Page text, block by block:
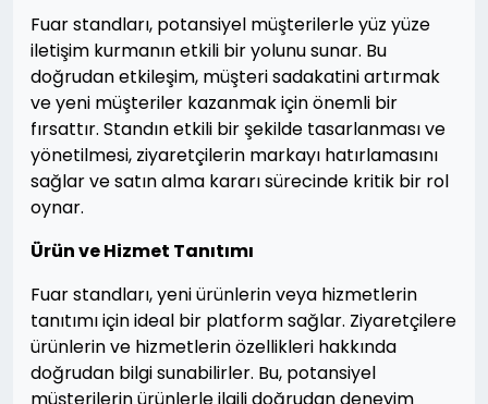
Fuar standları, potansiyel müşterilerle yüz yüze
iletişim kurmanın etkili bir yolunu sunar. Bu
doğrudan etkileşim, müşteri sadakatini artırmak
ve yeni müşteriler kazanmak için önemli bir
fırsattır. Standın etkili bir şekilde tasarlanması ve
yönetilmesi, ziyaretçilerin markayı hatırlamasını
sağlar ve satın alma kararı sürecinde kritik bir rol
oynar.
Ürün ve Hizmet Tanıtımı
Fuar standları, yeni ürünlerin veya hizmetlerin
tanıtımı için ideal bir platform sağlar. Ziyaretçilere
ürünlerin ve hizmetlerin özellikleri hakkında
doğrudan bilgi sunabilirler. Bu, potansiyel